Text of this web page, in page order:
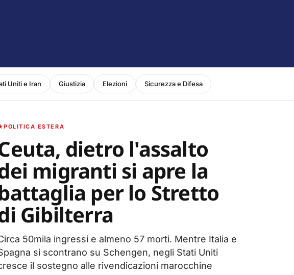
Uniti e Iran Giustizia Elezioni Sicurezza e Difesa
POLITICA ESTERA
dietro l'assalto
migranti si apre la
per lo Stretto
Gibilterra
50mila ingressi e almeno 57 morti. Mentre Italia e
si scontrano su Schengen, negli Stati Uniti
il sostegno alle rivendicazioni marocchine